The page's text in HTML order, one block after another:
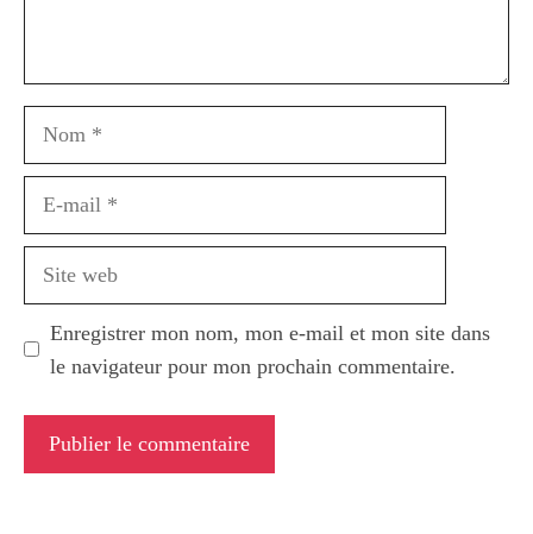
Enregistrer mon nom, mon e-mail et mon site dans
le navigateur pour mon prochain commentaire.